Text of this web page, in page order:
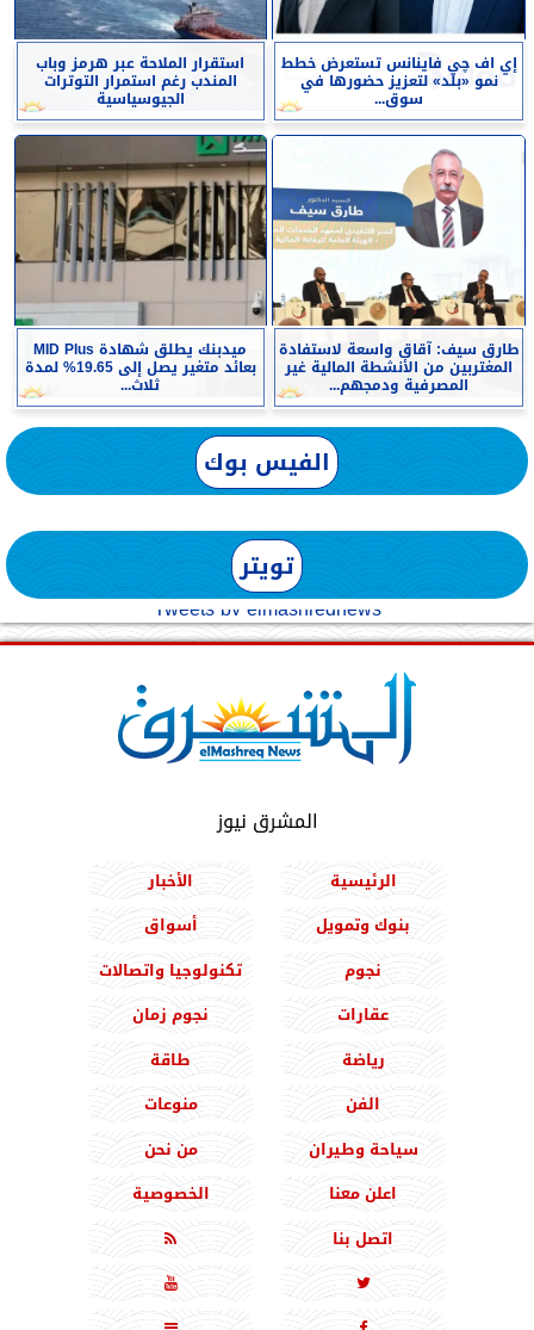
إي اف چي فاينانس تستعرض خطط
نمو «بلد» لتعزيز حضورها في
سوق...
استقرار الملاحة عبر هرمز وباب
المندب رغم استمرار التوترات
الجيوسياسية
طارق سيف: آقاق واسعة لاستفادة
المغتربين من الأنشطة المالية غير
المصرفية ودمجهم...
ميدبنك يطلق شهادة MID Plus
بعائد متغير يصل إلى 19.65% لمدة
ثلاث...
الفيس بوك
تويتر
Tweets by elmashreqnews
المشرق نيوز
الرئيسية
الأخبار
بنوك وتمويل
أسواق
نجوم
تكنولوجيا واتصالات
عقارات
نجوم زمان
رياضة
طاقة
الفن
منوعات
سياحة وطيران
من نحن
اعلن معنا
الخصوصية
اتصل بنا


